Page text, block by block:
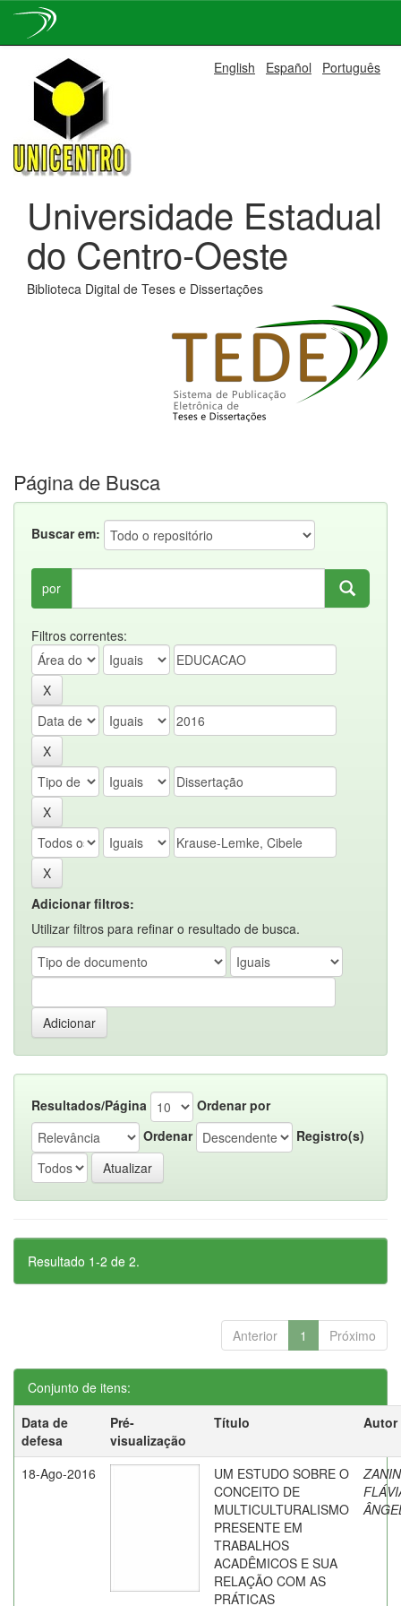
navigation
English Español Português
Universidade Estadual
do Centro-Oeste
Biblioteca Digital de Teses e Dissertações
Página de Busca
Buscar em:
por
Filtros correntes:
Adicionar filtros:
Utilizar filtros para refinar o resultado de busca.
Resultados/Página
Ordenar por
Ordenar
Registro(s)
Resultado 1-2 de 2.
Anterior 1 Próximo
Conjunto de itens:
Data de
defesa
Pré-
visualização
Título Autor
18-Ago-2016
UM ESTUDO SOBRE O
CONCEITO DE
MULTICULTURALISMO
PRESENTE EM
TRABALHOS
ACADÊMICOS E SUA
RELAÇÃO COM AS
PRÁTICAS